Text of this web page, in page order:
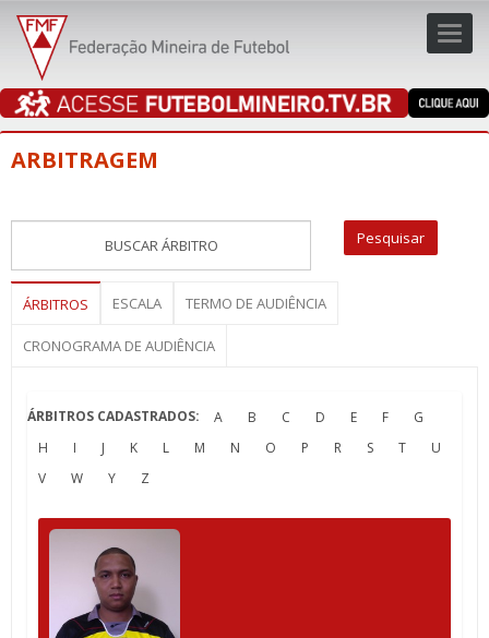
ARBITRAGEM
ÁRBITROS ESCALA TERMO DE AUDIÊNCIA
CRONOGRAMA DE AUDIÊNCIA
ÁRBITROS CADASTRADOS: A B C D E F
G
H
I J K L M N O P R S T
U
V
W Y Z